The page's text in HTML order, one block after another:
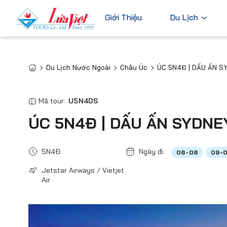
Giới Thiệu Du Lịch
Du Lịch Trong Nước
Tour Cao Cấp
Đức
Hà Lan
Du Lịch Nước Ngoài Châu Úc ÚC 5N4Đ | DẤU ẤN
Mã tour: U5N4DS
ÚC 5N4Đ | DẤU ẤN
5N4Đ Ngày đi: 08-08 09-
Jetstar Airways / Vietjet
Air